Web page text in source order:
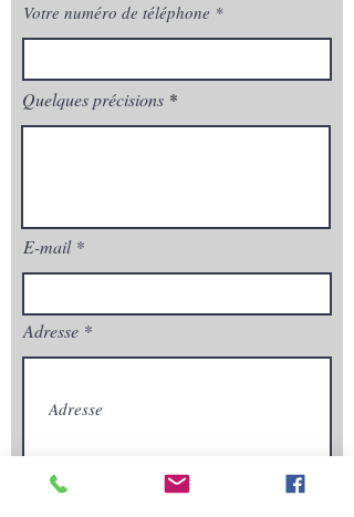
Votre numéro de téléphone
Quelques précisions
E-mail
Adresse
Envoyez